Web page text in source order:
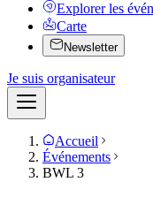
Explorer les
Carte
Newsletter
Je suis organisateur
Accueil
Événements
BWL 3